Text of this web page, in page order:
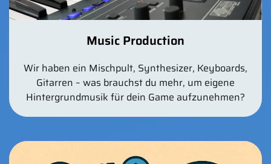
Music Production
Wir haben ein Mischpult, Synthesizer, Keyboards,
Gitarren – was brauchst du mehr, um eigene
Hintergrundmusik für dein Game aufzunehmen?